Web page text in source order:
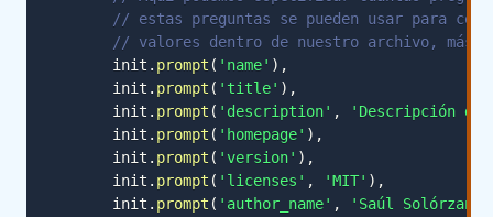
// estas preguntas se pueden usar para
// valores dentro de nuestro archivo, más
        init
. prompt ( 'name' ) ,
        init
. prompt ( 'title' ) ,
        init
. prompt ( 'description' ,
'Descripción
        init
. prompt ( 'homepage' ) ,
        init
. prompt ( 'version' ) ,
        init
. prompt ( 'licenses' , 'MIT' ) ,
        init
. prompt ( 'author_name' , 'Saúl Solórzano'